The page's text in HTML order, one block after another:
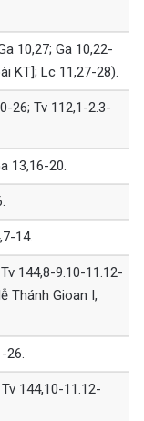
10,27; Ga 10,22-
KT]; Lc 11,27-28).
26; Tv 112,1-2.3-
13,16-20.
14.
144,8-9.10-11.12-
Thánh Gioan I,
26.
144,10-11.12-